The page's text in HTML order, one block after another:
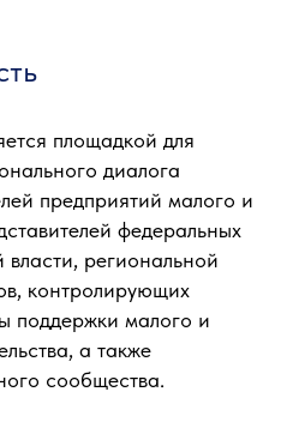
площадкой для
диалога
предприятий малого и
федеральных
власти, региональной
контролирующих
поддержки малого и
а также
сообщества.